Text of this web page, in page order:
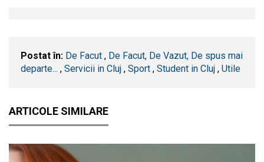
Postat în: De Facut , De Facut, De Vazut, De spus mai
departe... , Servicii in Cluj , Sport , Student in Cluj , Utile
ARTICOLE SIMILARE